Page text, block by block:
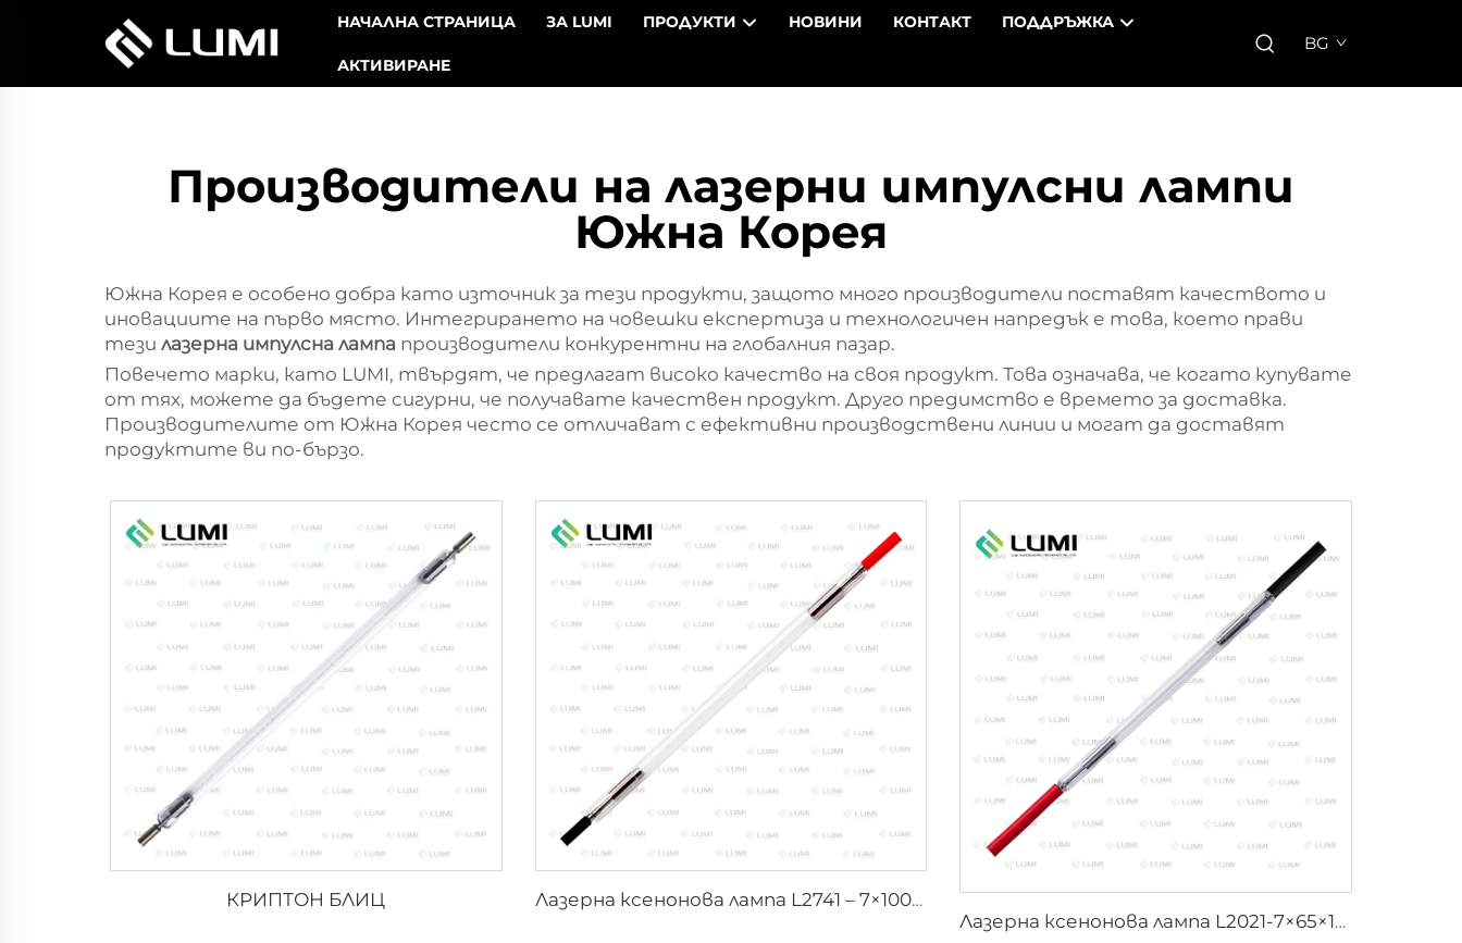
НАЧАЛНА СТРАНИЦА ЗА LUMI ПРОДУКТИ НОВИНИ КОНТАКТ ПОДДРЪЖКА
АКТИВИРАНЕ
BG
Производители на лазерни импулсни лампи
Южна Корея
Южна Корея е особено добра като източник за тези продукти, защото много производители поставят качеството и
иновациите на първо място. Интегрирането на човешки експертиза и технологичен напредък е това, което прави
тези лазерна импулсна лампа производители конкурентни на глобалния пазар.
Повечето марки, като LUMI, твърдят, че предлагат високо качество на своя продукт. Това означава, че когато купувате
от тях, можете да бъдете сигурни, че получавате качествен продукт. Друго предимство е времето за доставка.
Производителите от Южна Корея често се отличават с ефективни производствени линии и могат да доставят
продуктите ви по-бързо.
КРИПТОН БЛИЦ
Лазерна ксенонова лампа L2741 – 7×100×167 mm
Лазерна ксенонова лампа L2021-7×65×130 mm